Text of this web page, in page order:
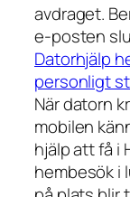
avdraget.
e-posten
Datorhjälp
personligt
När datorn
mobilen
hjälp att få i
hembesök i